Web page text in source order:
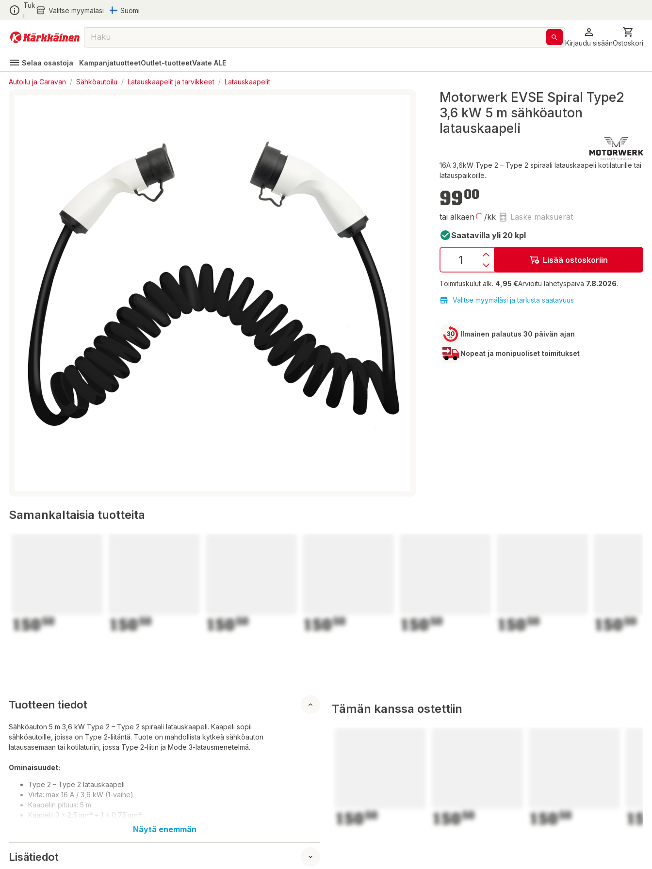
Tuk
i
Valitse myymäläsi Suomi
Kirjaudu sisäänOstoskori
Selaa osastoja KampanjatuotteetOutlet-tuotteetVaate ALE
Autoilu ja Caravan / Sähköautoilu / Latauskaapelit ja tarvikkeet / Latauskaapelit
Motorwerk EVSE Spiral Type2
3,6 kW 5 m sähköauton
latauskaapeli
16A 3,6kW Type 2 – Type 2 spiraali latauskaapeli kotilaturille tai
latauspaikoille.
9900
tai alkaen /kk
Laske maksuerät
Saatavilla yli 20 kpl
Lisää ostoskoriin
Toimituskulut alk. 4,95 €Arvioitu lähetyspäivä 7.8.2026.
Valitse myymäläsi ja tarkista saatavuus
Ilmainen palautus 30 päivän ajan
Nopeat ja monipuoliset toimitukset
Samankaltaisia tuotteita
15050 15050 15050 15050 15050 15050 15050
Tuotteen tiedot
Sähköauton 5 m 3,6 kW Type 2 – Type 2 spiraali latauskaapeli. Kaapeli sopii
sähköautoille, joissa on Type 2-liitäntä. Tuote on mahdollista kytkeä sähköauton
latausasemaan tai kotilaturiin, jossa Type 2-liitin ja Mode 3-latausmenetelmä.
Ominaisuudet:
Type 2 – Type 2 latauskaapeli
Virta: max 16 A / 3,6 kW (1-vaihe)
Kaapelin pituus: 5 m
Kaapeli: 3 x 2,5 mm² + 1 x 0,75 mm²
CE-hyväksytty
IEC 62196-2
Näytä enemmän
Lisätiedot
Tämän kanssa ostettiin
15050 15050 15050